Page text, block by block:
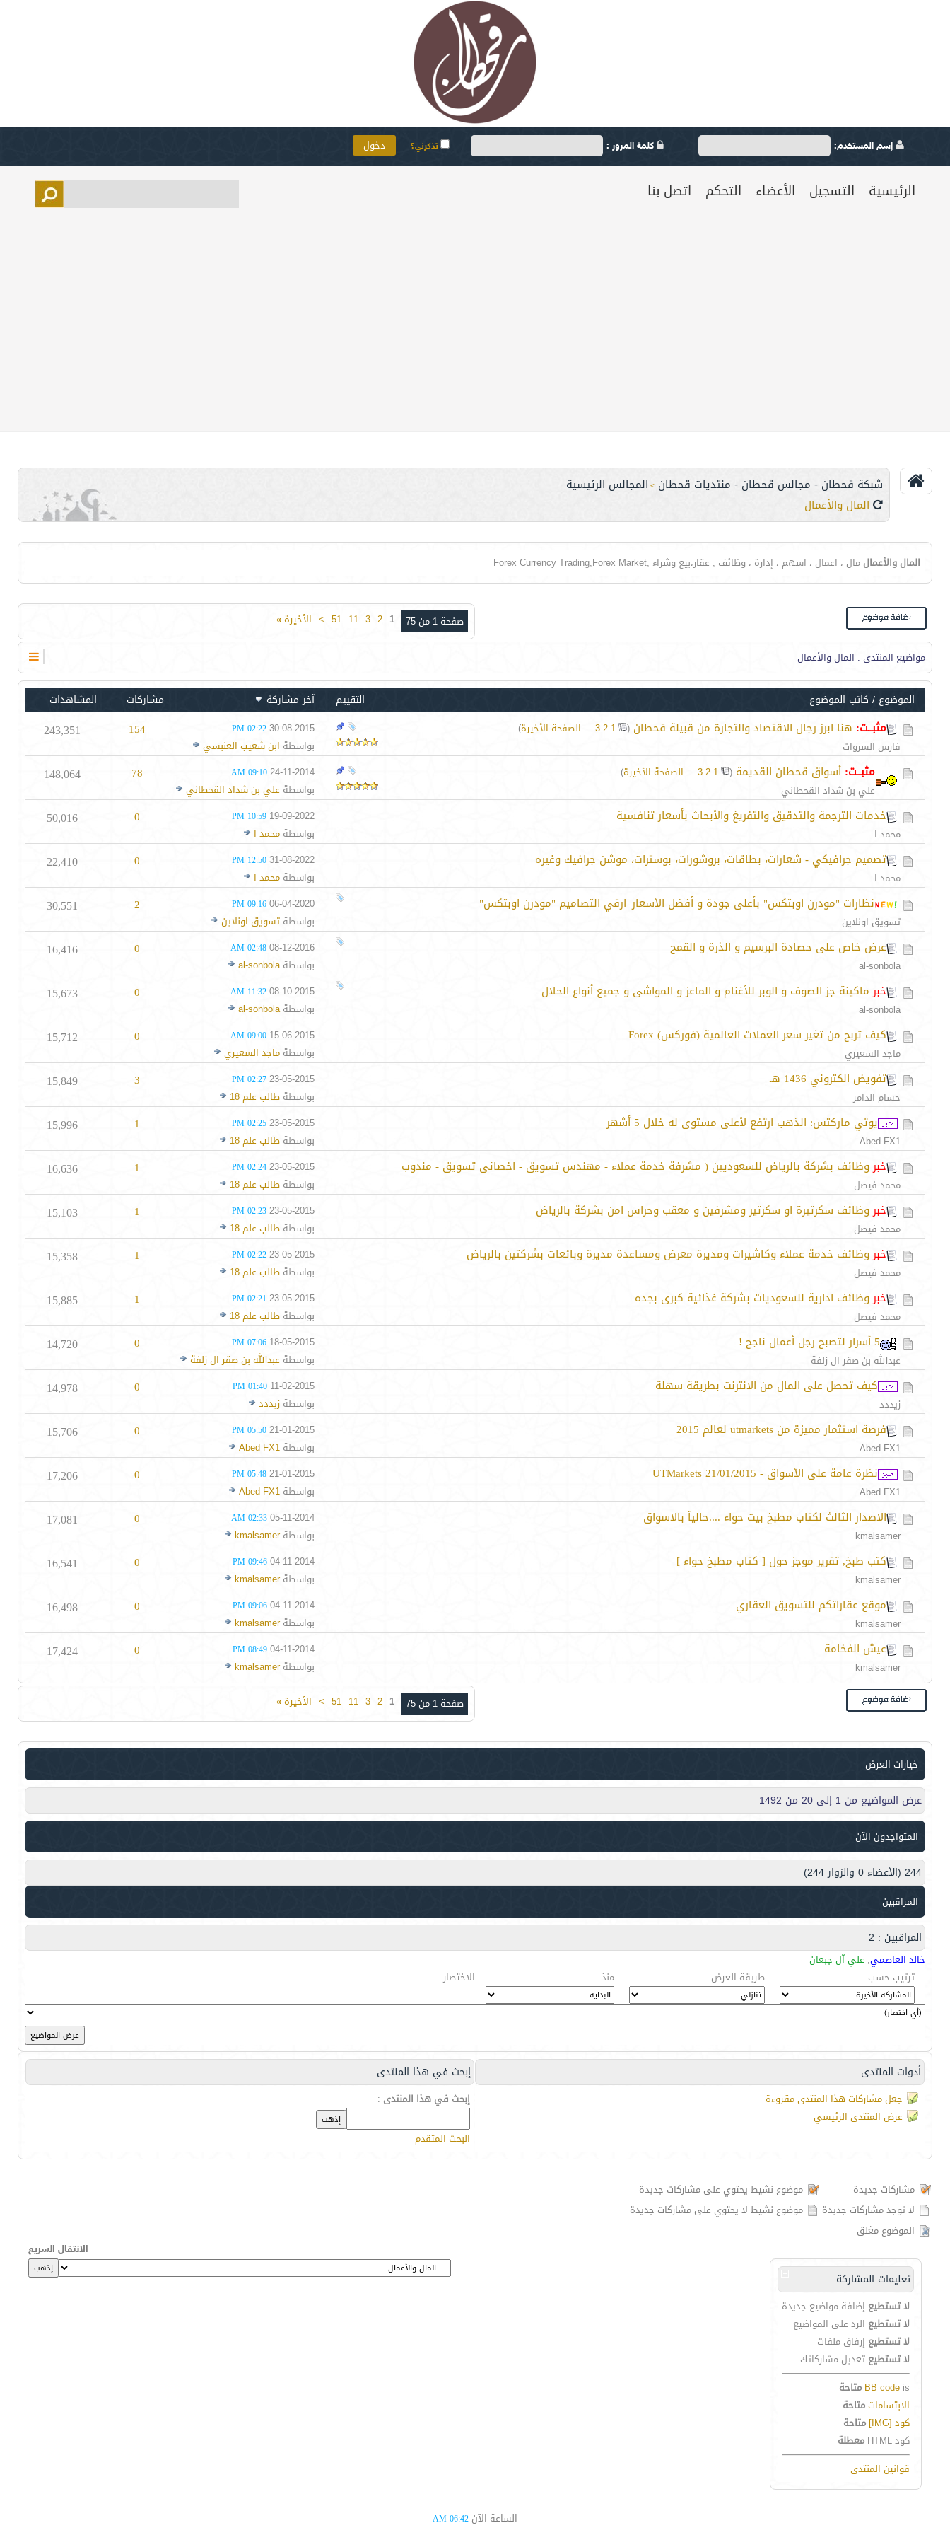
إسم المستخدم: كلمة المرور : تذكرني؟
الرئيسية التسجيل الأعضاء التحكم اتصل بنا
شبكة قحطان - مجالس قحطان - منتديات قحطان > المجالس الرئيسية
المال والأعمال
المال والأعمال مال ، اعمال ، اسهم ، إدارة ، وظائف , عقار،بيع وشراء ,Forex Currency Trading,Forex Market
صفحة 1 من 75 1
2
3
11
51
> الأخيرة»
مواضيع المنتدى : المال والأعمال
التقييم الموضوع / كاتب الموضوع آخر مشاركة مشاركات المشاهدات
مثبــت: هنا ابرز رجال الاقتصاد والتجارة من قبيلة قحطان (
1
2
3
... الصفحة الأخيرة)
فارس السروات
30-08-2015
02:22 PM
بواسطة ابن شعيب العنبسي
154
243,351
مثبــت: أسواق قحطان القديمة (
1
2
3
... الصفحة الأخيرة)
علي بن شداد القحطاني
24-11-2014
09:10 AM
بواسطةعلي بن شداد القحطاني
78
148,064
خدمات الترجمة والتدقيق والتفريغ والأبحاث بأسعار تنافسية
محمد ا
19-09-2022
10:59 PM
بواسطةمحمد ا
0
50,016
تصميم جرافيكي - شعارات، بطاقات، بروشورات، بوسترات، موشن جرافيك وغيره
محمد ا
31-08-2022
12:50 PM
بواسطةمحمد ا
0
22,410
نظارات "مودرن اوبتكس" بأعلى جودة و أفضل الأسعار| ارقي التصاميم "مودرن اوبتكس"
تسويق اونلاين
06-04-2020
09:16 PM
بواسطةتسويق اونلاين
2
30,551
عرض خاص على حصادة البرسيم و الذرة و القمح
al-sonbola
08-12-2016
02:48 AM
بواسطةal-sonbola
0
16,416
خبر ماكينة جز الصوف و الوبر للأغنام و الماعز و المواشى و جميع أنواع الحلال
al-sonbola
08-10-2015
11:32 AM
بواسطةal-sonbola
0
15,673
كيف تربح من تغير سعر العملات العالمية (فوركس) Forex
ماجد السعيري
15-06-2015
09:00 AM
بواسطةماجد السعيري
0
15,712
تفويض الكتروني 1436 هـ
حسام الدامر
23-05-2015
02:27 PM
بواسطةطالب علم 18
3
15,849
يوتي ماركتس: الذهب ارتفع لأعلى مستوى له خلال 5 أشهر
Abed FX1
23-05-2015
02:25 PM
بواسطةطالب علم 18
1
15,996
خبروظائف بشركة بالرياض للسعوديين ( مشرفة خدمة عملاء - مهندس تسويق - اخصائى تسويق - مندوب
محمد فيصل
23-05-2015
02:24 PM
بواسطةطالب علم 18
1
16,636
خبروظائف سكرتيرة او سكرتير ومشرفين و معقب وحراس امن بشركة بالرياض
محمد فيصل
23-05-2015
02:23 PM
بواسطةطالب علم 18
1
15,103
خبروظائف خدمة عملاء وكاشيرات ومديرة معرض ومساعدة مديرة وبائعات بشركتين بالرياض
محمد فيصل
23-05-2015
02:22 PM
بواسطةطالب علم 18
1
15,358
خبروظائف ادارية للسعوديات بشركة غذائية كبرى بجده
محمد فيصل
23-05-2015
02:21 PM
بواسطةطالب علم 18
1
15,885
5 أسرار لتصبح رجل أعمال ناجح !
عبدالله بن صقر ال زلفة
18-05-2015
07:06 PM
بواسطةعبدالله بن صقر ال زلفة
0
14,720
كيف تحصل على المال من الانترنت بطريقة سهلة
زيددد
11-02-2015
01:40 PM
بواسطةزيددد
0
14,978
فرصة استثمار مميزة من utmarkets لعالم 2015
Abed FX1
21-01-2015
05:50 PM
بواسطةAbed FX1
0
15,706
نظرة عامة على الأسواق - 21/01/2015 UTMarkets
Abed FX1
21-01-2015
05:48 PM
بواسطةAbed FX1
0
17,206
الاصدار الثالث لكتاب مطبخ بيت حواء ....حاليآ بالاسواق
kmalsamer
05-11-2014
02:33 AM
بواسطةkmalsamer
0
17,081
كتب طبخ, تقرير موجز حول [ كتاب مطبخ حواء ]
kmalsamer
04-11-2014
09:46 PM
بواسطةkmalsamer
0
16,541
موقع عقاراتكم للتسويق العقاري
kmalsamer
04-11-2014
09:06 PM
بواسطةkmalsamer
0
16,498
عيش الفخامة
kmalsamer
04-11-2014
08:49 PM
بواسطةkmalsamer
0
17,424
صفحة 1 من 75 1
2
3
11
51
> الأخيرة»
خيارات العرض
عرض المواضيع من 1 إلى 20 من 1492
المتواجدون الآن
244 (الأعضاء 0 والزوار 244)
المراقبين
المراقبين : 2
خالد العاصمي, علي آل جبعان
ترتيب حسب
طريقة العرض: منذ الاختصار
أدوات المنتدى إبحث في هذا المنتدى
جعل مشاركات هذا المنتدى مقروءة
عرض المنتدى الرئيسي
إبحث في هذا المنتدى :
البحث المتقدم
مشاركات جديدة
موضوع نشيط يحتوي على مشاركات جديدة
لا توجد مشاركات جديدة
موضوع نشيط لا يحتوي على مشاركات جديدة
الموضوع مغلق
تعليمات المشاركة
لا تستطيع إضافة مواضيع جديدة
لا تستطيع الرد على المواضيع
لا تستطيع إرفاق ملفات
لا تستطيع تعديل مشاركاتك
BB code is
متاحة
الابتساماتمتاحة
كود [IMG]
متاحة
كود HTML
معطلة
قوانين المنتدى
الانتقال السريع
الساعة الآن 06:42 AM